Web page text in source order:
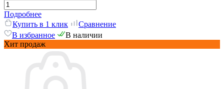
Подробнее
Купить в 1 клик
Сравнение
В избранное
В наличии
Хит продаж